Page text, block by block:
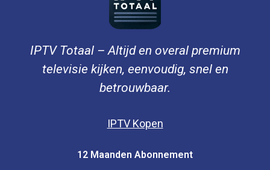
IPTV Totaal – Altijd en overal premium
televisie kijken, eenvoudig, snel en
betrouwbaar.
IPTV Kopen
12 Maanden Abonnement